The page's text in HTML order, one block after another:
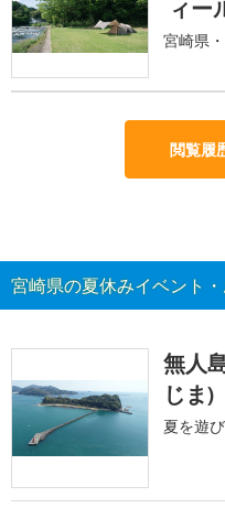
ィー
宮崎県
閲覧履
宮崎県の夏休みイベント
無人
じま)
夏を遊